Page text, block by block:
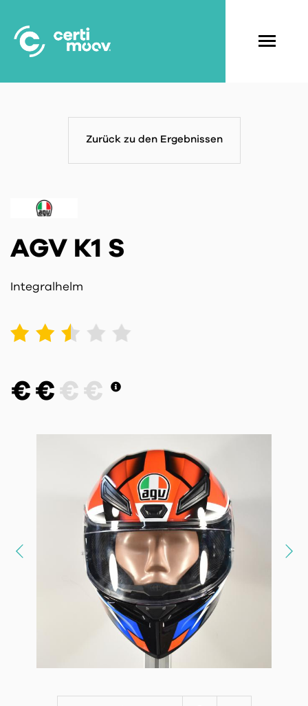
main
content
Zurück zu den Ergebnissen
AGV K1 S
Integralhelm
2 3 4 5
€ € € €